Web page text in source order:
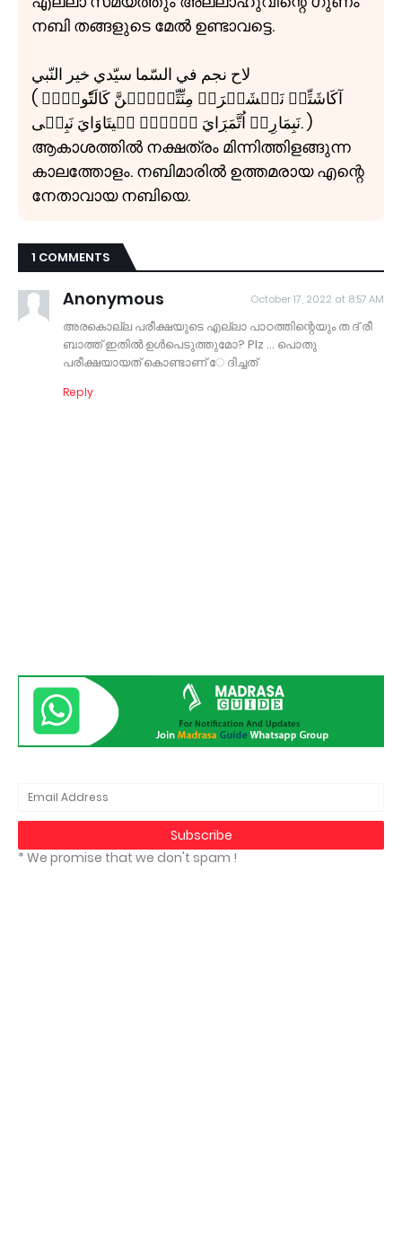
നബി തങ്ങളുടെ മേൽ ഉണ്ടാവട്ടെ.
لاح نجم في السّما سيّدي خير النّبي
( آكَاشَتِّلۡ نَكۡشَتۡرَمۡ مِنِّتِّۻَۼُّنَّ كَالَتّٗوۻَمۡ
نَبِمَاڔِلۡ اُتَّمَڔَايَ اۧنۡڔۧ نۧيتَاوَايَ نَبِيۧی. )
ആകാശത്തിൽ നക്ഷത്രം മിന്നിത്തിളങ്ങുന്ന
കാലത്തോളം. നബിമാരിൽ ഉത്തമരായ എന്റെ
നേതാവായ നബിയെ.
1 COMMENTS
Anonymous October 17, 2022 at 8:57 AM
അരകൊല്ല പരീക്ഷയുടെ എല്ലാ പാഠത്തിന്റെയും ത ദ് രീ
ബാത്ത് ഇതിൽ ഉൾപെടുത്തുമോ? Plz ... പൊതു
പരീക്ഷയായത് കൊണ്ടാണ് േ ദിച്ചത്
Reply
* We promise that we don't spam !